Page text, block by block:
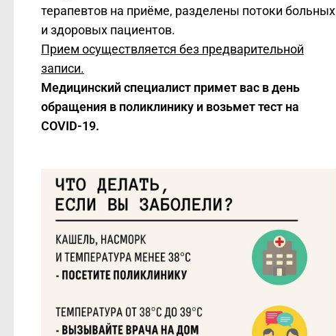
терапевтов на приёме, разделены потоки больных
и здоровых пациентов.
Прием осуществляется без предварительной
записи.
Медицинский специалист примет вас в день
обращения в поликлинику и возьмет тест нa
COVID-19.